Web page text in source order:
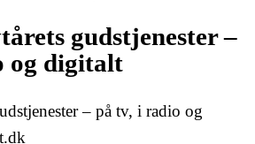
gudstjenester –
og digitalt
– på tv, i radio og